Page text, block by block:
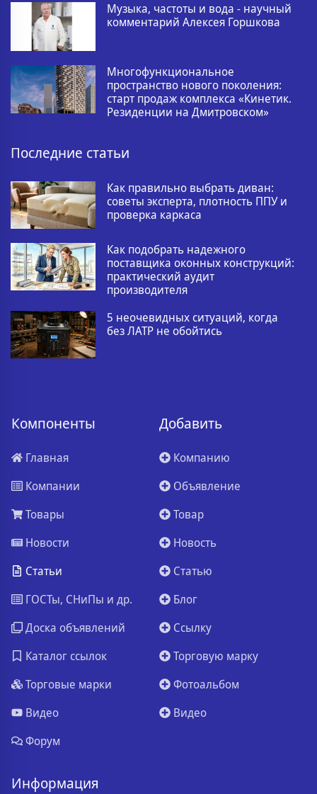
Музыка, частоты и вода - научный
комментарий Алексея Горшкова
Многофункциональное
пространство нового поколения:
старт продаж комплекса «Кинетик.
Резиденции на Дмитровском»
Последние статьи
Как правильно выбрать диван:
советы эксперта, плотность ППУ и
проверка каркаса
Как подобрать надежного
поставщика оконных конструкций:
практический аудит
производителя
5 неочевидных ситуаций, когда
без ЛАТР не обойтись
Компоненты
Главная
Компании
Товары
Новости
Статьи
ГОСТы, СНиПы и др.
Доска объявлений
Каталог ссылок
Торговые марки
Видео
Форум
Добавить
Компанию
Объявление
Товар
Новость
Статью
Блог
Ссылку
Торговую марку
Фотоальбом
Видео
Информация